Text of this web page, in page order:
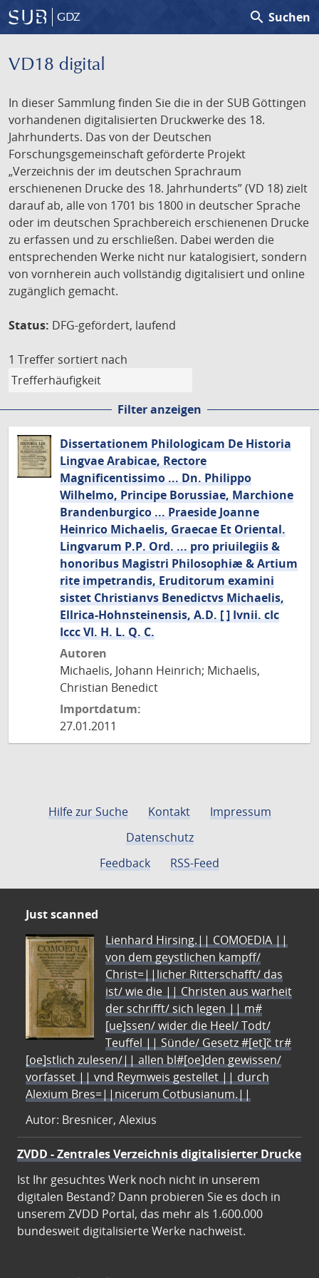
GDZ search Suchen
VD18 digital
In dieser Sammlung finden Sie die in der SUB Göttingen
vorhandenen digitalisierten Druckwerke des 18.
Jahrhunderts. Das von der Deutschen
Forschungsgemeinschaft geförderte Projekt
„Verzeichnis der im deutschen Sprachraum
erschienenen Drucke des 18. Jahrhunderts” (VD 18) zielt
darauf ab, alle von 1701 bis 1800 in deutscher Sprache
oder im deutschen Sprachbereich erschienenen Drucke
zu erfassen und zu erschließen. Dabei werden die
entsprechenden Werke nicht nur katalogisiert, sondern
von vornherein auch vollständig digitalisiert und online
zugänglich gemacht.
Status: DFG-gefördert, laufend
1 Treffer sortiert nach
Filter anzeigen
Dissertationem Philologicam De Historia
Lingvae Arabicae, Rectore
Magnificentissimo ... Dn. Philippo
Wilhelmo, Principe Borussiae, Marchione
Brandenburgico ... Praeside Joanne
Heinrico Michaelis, Graecae Et Oriental.
Lingvarum P.P. Ord. ... pro priuilegiis &
honoribus Magistri Philosophiæ & Artium
rite impetrandis, Eruditorum examini
sistet Christianvs Benedictvs Michaelis,
Ellrica-Hohnsteinensis, A.D. [ ] Ivnii. cIc
Iccc VI. H. L. Q. C.
Autoren
Michaelis, Johann Heinrich; Michaelis,
Christian Benedict
Importdatum:
27.01.2011
Hilfe zur Suche Kontakt
Impressum
Datenschutz
Feedback
RSS-Feed
Just scanned
Lienhard Hirsing.|| COMOEDIA ||
von dem geystlichen kampff/
Christ=||licher Ritterschafft/ das
ist/ wie die || Christen aus warheit
der schrifft/ sich legen || m#
[ue]ssen/ wider die Heel/ Todt/
Teuffel || Sünde/ Gesetz #[et]c̃ tr#
[oe]stlich zulesen/|| allen bl#[oe]den gewissen/
vorfasset || vnd Reymweis gestellet || durch
Alexium Bres=||nicerum Cotbusianum.||
Autor: Bresnicer, Alexius
ZVDD - Zentrales Verzeichnis digitalisierter Drucke
Ist Ihr gesuchtes Werk noch nicht in unserem
digitalen Bestand? Dann probieren Sie es doch in
unserem ZVDD Portal, das mehr als 1.600.000
bundesweit digitalisierte Werke nachweist.